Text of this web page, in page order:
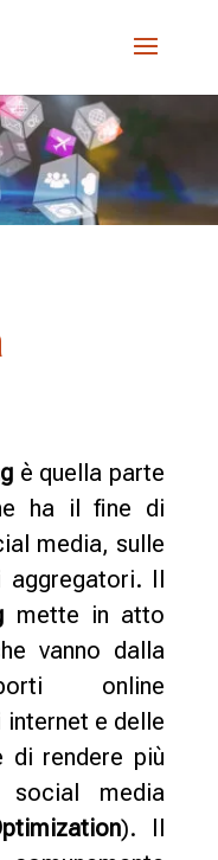
è quella parte
ha il fine di
media, sulle
aggregatori. Il
mette in atto
vanno dalla
online
internet e delle
di rendere più
social media
). Il